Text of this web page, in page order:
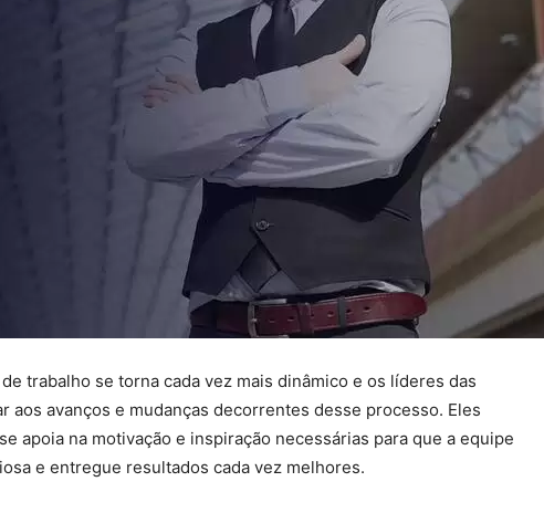
trabalho se torna cada vez mais dinâmico e os líderes das
aos avanços e mudanças decorrentes desse processo. Eles
apoia na motivação e inspiração necessárias para que a equipe
e entregue resultados cada vez melhores.